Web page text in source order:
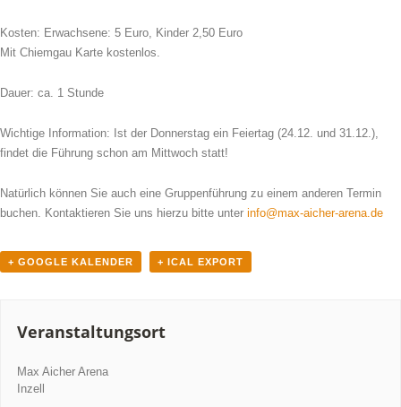
Kosten: Erwachsene: 5 Euro, Kinder 2,50 Euro
Mit Chiemgau Karte kostenlos.
Dauer: ca. 1 Stunde
Wichtige Information: Ist der Donnerstag ein Feiertag (24.12. und 31.12.),
findet die Führung schon am Mittwoch statt!
Natürlich können Sie auch eine Gruppenführung zu einem anderen Termin
buchen. Kontaktieren Sie uns hierzu bitte unter info@max-aicher-arena.de
+ GOOGLE KALENDER + ICAL EXPORT
Veranstaltungsort
Max Aicher Arena
Inzell